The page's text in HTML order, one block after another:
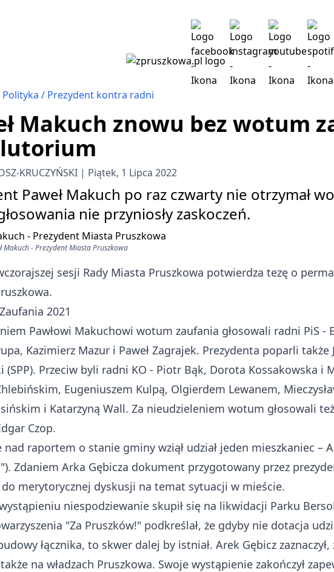
Polityka Prezydent kontra radni
Makuch znowu bez wotum
KRUCZYŃSKI Piątek, 1 Lipca 2022
Paweł Makuch po raz czwarty nie otrzymał
nie przyniosły zaskoczeń.
Makuch - Prezydent Miasta Pruszkowa
sesji Rady Miasta Pruszkowa potwierdza tezę o
Pawłowi Makuchowi wotum zaufania głosowali radni PiS -
Kazimierz Mazur i Paweł Zagrajek. Prezydenta poparli także
(SPP). Przeciw byli radni KO - Piotr Bąk, Dorota Kossakowska i
Eugeniuszem Kulpą, Olgierdem Lewanem,
i Katarzyną Wall. Za nieudzieleniem wotum głosowali
Czop.
nad raportem o stanie gminy wziął udział jeden mieszkaniec –
Zdaniem Arka Gębicza dokument przygotowany przez
merytorycznej dyskusji na temat sytuacji w mieście.
niespodziewanie skupił się na likwidacji Parku
"Za Pruszków!" podkreślał, że gdyby nie dotacja
łącznika, to skwer dalej by istniał. Arek Gębicz
na władzach Pruszkowa. Swoje wystąpienie zakończył